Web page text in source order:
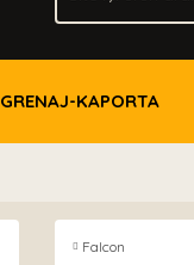
GRENAJ-KAPORTA
Falcon